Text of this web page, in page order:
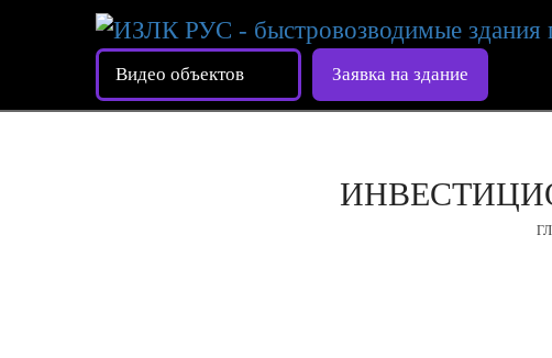
Видео объектов Заявка на здание